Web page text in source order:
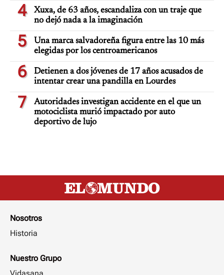
4
Xuxa, de 63 años, escandaliza con un traje que
no dejó nada a la imaginación
5
Una marca salvadoreña figura entre las 10 más
elegidas por los centroamericanos
6
Detienen a dos jóvenes de 17 años acusados de
intentar crear una pandilla en Lourdes
7
Autoridades investigan accidente en el que un
motociclista murió impactado por auto
deportivo de lujo
Nosotros
Historia
Nuestro Grupo